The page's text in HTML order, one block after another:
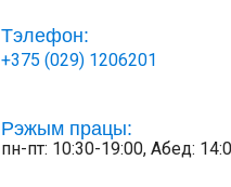
Тэлефон:
+375 (029) 1206201
Рэжым працы:
пн-пт: 10:30-19:00, Абед: